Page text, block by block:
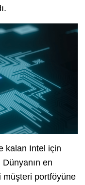
kalan Intel için
en
müşteri portföyüne